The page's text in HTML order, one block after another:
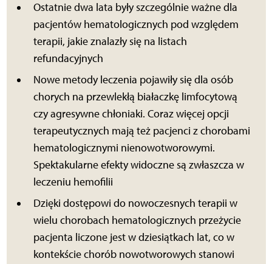
Ostatnie dwa lata były szczególnie ważne dla
pacjentów hematologicznych pod względem
terapii, jakie znalazły się na listach
refundacyjnych
Nowe metody leczenia pojawiły się dla osób
chorych na przewlekłą białaczkę limfocytową
czy agresywne chłoniaki. Coraz więcej opcji
terapeutycznych mają też pacjenci z chorobami
hematologicznymi nienowotworowymi.
Spektakularne efekty widoczne są zwłaszcza w
leczeniu hemofilii
Dzięki dostępowi do nowoczesnych terapii w
wielu chorobach hematologicznych przeżycie
pacjenta liczone jest w dziesiątkach lat, co w
kontekście chorób nowotworowych stanowi